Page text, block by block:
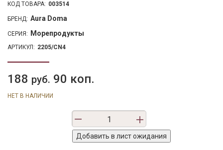
КОД ТОВАРА: 003514
БРЕНД: Aura Doma
СЕРИЯ: Морепродукты
АРТИКУЛ: 2205/CN4
188 руб. 90 коп.
НЕТ В НАЛИЧИИ